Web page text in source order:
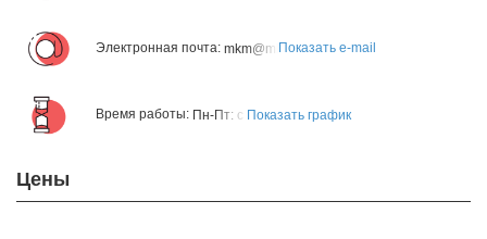
Электронная почта: mkm@mkmspb.ru
Показать e-mail
Время работы: Пн-Пт: с 8:30 до 16:00; Сб-Вс: выходной;
Показать график
Цены